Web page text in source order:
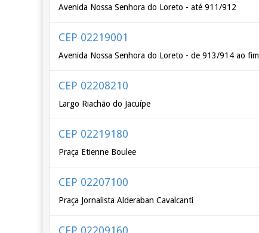
Avenida Nossa Senhora do Loreto - até 911/912
CEP 02219001
Avenida Nossa Senhora do Loreto - de 913/914 ao fim
CEP 02208210
Largo Riachão do Jacuípe
CEP 02219180
Praça Etienne Boulee
CEP 02207100
Praça Jornalista Alderaban Cavalcanti
CEP 02209160